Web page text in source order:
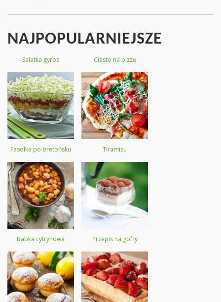
NAJPOPULARNIEJSZE
Sałatka gyros Ciasto na pizzę
Fasolka po bretońsku Tiramisu
Babka cytrynowa Przepis na gofry